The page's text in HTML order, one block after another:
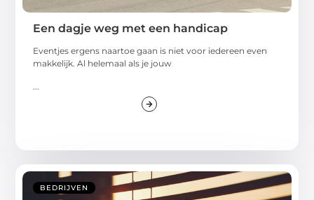
Een dagje weg met een handicap
Eventjes ergens naartoe gaan is niet voor iedereen even
makkelijk. Al helemaal als je jouw
BEDRIJVEN